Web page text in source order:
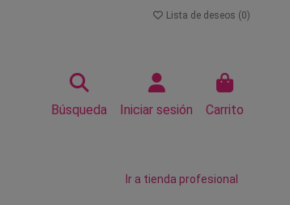
Lista de deseos (0)
Búsqueda Iniciar sesión Carrito
Ir a tienda profesional